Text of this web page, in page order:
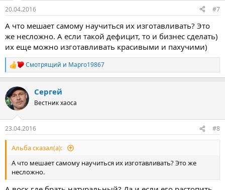
20.04.2016 #7
А что мешает самому научиться их изготавливать? Это
же несложно. А если такой дефицит, то и бизнес сделать)
их еще можно изготавливать красивыми и пахучими)
Р
е
к
ц
и
Смотрящий и Марго19867
Сергей
Вестник хаоса
23.04.2016 #8
Альба сказал(а):
А что мешает самому научиться их изготавливать? Это же
несложно.